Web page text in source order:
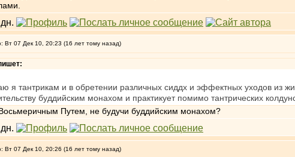
Вт 07 Дек 10, 20:23 (16 лет тому назад)
я тантрикам и в обретении различных сиддх и эффектных уходов из
буддийским монахом и практикует помимо тантрических
Путем, не будучи буддийским монахом?
Вт 07 Дек 10, 20:26 (16 лет тому назад)